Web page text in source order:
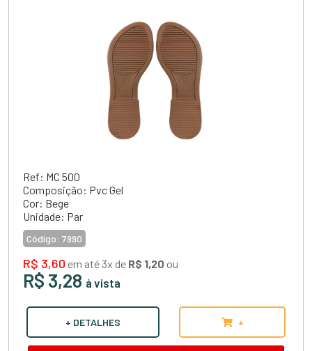
Ref: MC 500
Composição: Pvc Gel
Cor: Bege
Unidade: Par
Código: 7990
R$ 3,60 em até 3x de R$ 1,20 ou
R$ 3,28 à vista
+ DETALHES +